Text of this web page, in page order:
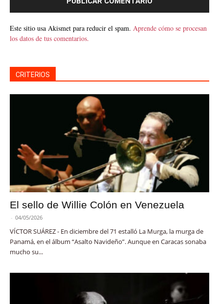
Este sitio usa Akismet para reducir el spam. Aprende cómo se procesan
los datos de tus comentarios.
CRITERIOS
El sello de Willie Colón en Venezuela
- 04/05/2026
VÍCTOR SUÁREZ - En diciembre del 71 estalló La Murga, la murga de
Panamá, en el álbum “Asalto Navideño”. Aunque en Caracas sonaba
mucho su...